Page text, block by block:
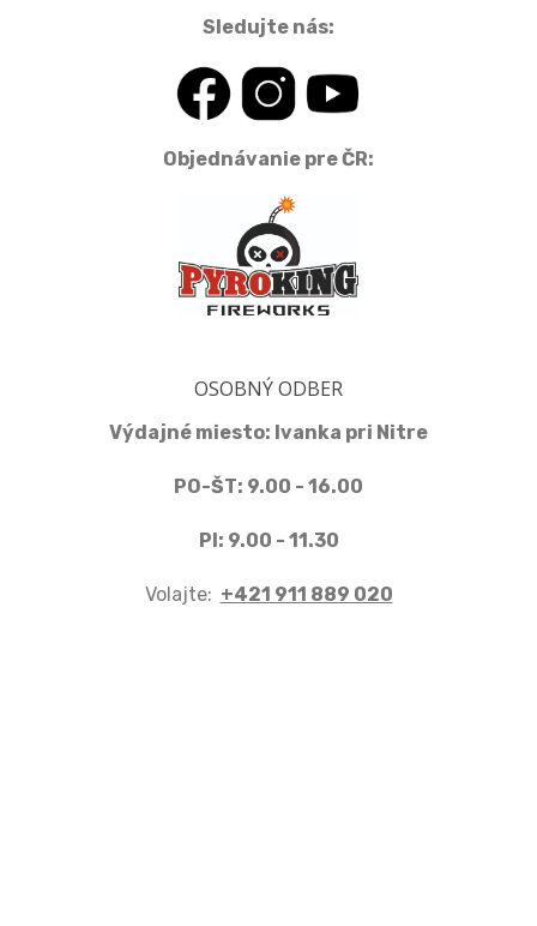
Sledujte nás:
Objednávanie pre ČR:
OSOBNÝ ODBER
Výdajné miesto: Ivanka pri Nitre
PO-ŠT: 9.00 - 16.00
PI: 9.00 - 11.30
Volajte: +421 911 889 020